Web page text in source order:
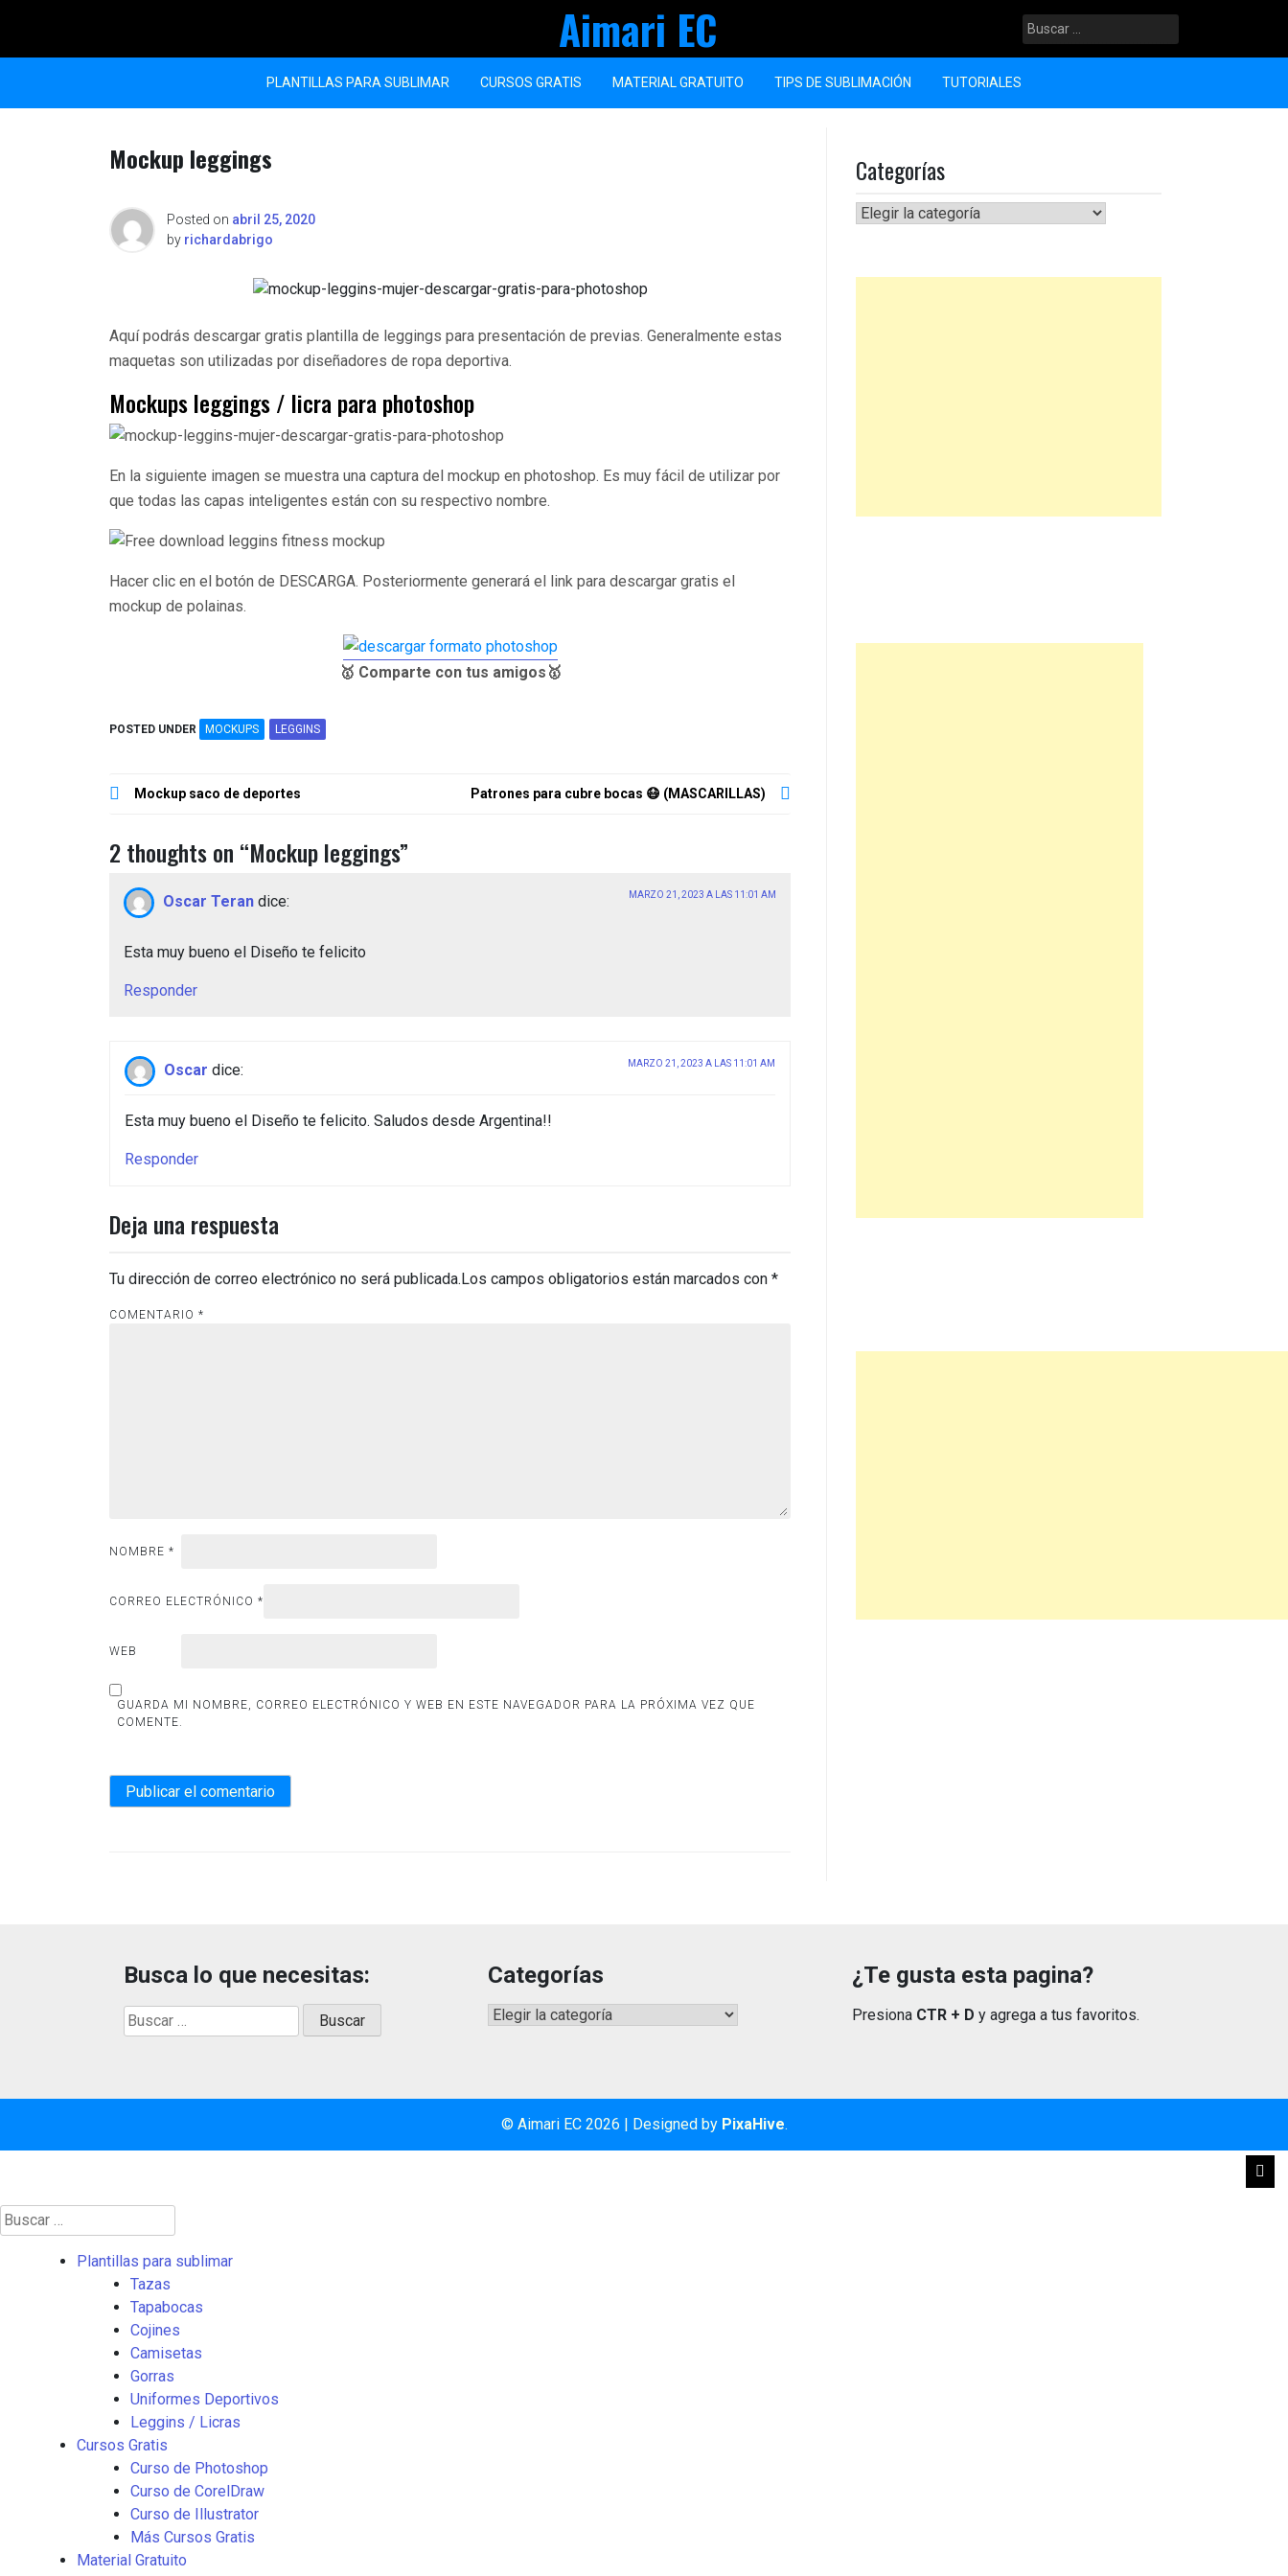
content
Aimari EC Buscar:
PLANTILLAS PARA SUBLIMAR CURSOS GRATIS MATERIAL GRATUITO TIPS DE SUBLIMACIÓN TUTORIALES
Mockup leggings
Posted on abril 25, 2020
by richardabrigo
Aquí podrás descargar gratis plantilla de leggings para presentación de previas. Generalmente estas
maquetas son utilizadas por diseñadores de ropa deportiva.
Mockups leggings / licra para photoshop
En la siguiente imagen se muestra una captura del mockup en photoshop. Es muy fácil de utilizar por
que todas las capas inteligentes están con su respectivo nombre.
Hacer clic en el botón de DESCARGA. Posteriormente generará el link para descargar gratis el
mockup de polainas.
🥇 Comparte con tus amigos🥇
POSTED UNDER MOCKUPS LEGGINS
Navegación
entradas
Mockup saco de deportes Patrones para cubre bocas 😷 (MASCARILLAS)
2 thoughts on “Mockup leggings”
Oscar Teran dice: MARZO 21, 2023 A LAS 11:01 AM
Esta muy bueno el Diseño te felicito
Responder
Oscar dice: MARZO 21, 2023 A LAS 11:01 AM
Esta muy bueno el Diseño te felicito. Saludos desde Argentina!!
Responder
Deja una respuesta
Tu dirección de correo electrónico no será publicada.Los campos obligatorios están marcados con *
COMENTARIO *
NOMBRE *
CORREO ELECTRÓNICO *
WEB
GUARDA MI NOMBRE, CORREO ELECTRÓNICO Y WEB EN ESTE NAVEGADOR PARA LA PRÓXIMA VEZ QUE
COMENTE.
Categorías
Categorías
Busca lo que necesitas:
Buscar:
Categorías
Categorías
¿Te gusta esta pagina?
Presiona CTR + D y agrega a tus favoritos.
© Aimari EC 2026 | Designed by PixaHive.
Buscar:
Plantillas para sublimar
Tazas
Tapabocas
Cojines
Camisetas
Gorras
Uniformes Deportivos
Leggins / Licras
Cursos Gratis
Curso de Photoshop
Curso de CorelDraw
Curso de Illustrator
Más Cursos Gratis
Material Gratuito